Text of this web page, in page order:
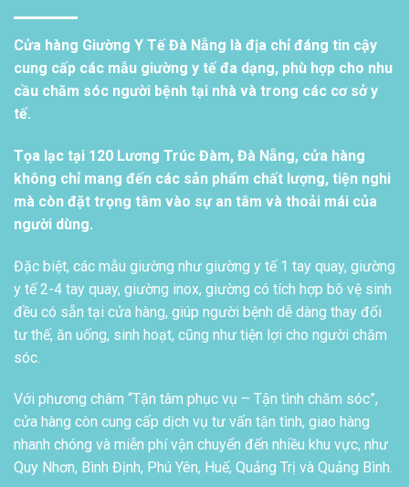
Cửa hàng Giường Y Tế Đà Nẵng là địa chỉ đáng tin cậy
cung cấp các mẫu giường y tế đa dạng, phù hợp cho nhu
cầu chăm sóc người bệnh tại nhà và trong các cơ sở y
tế.
Tọa lạc tại 120 Lương Trúc Đàm, Đà Nẵng, cửa hàng
không chỉ mang đến các sản phẩm chất lượng, tiện nghi
mà còn đặt trọng tâm vào sự an tâm và thoải mái của
người dùng.
Đặc biệt, các mẫu giường như giường y tế 1 tay quay, giường
y tế 2-4 tay quay, giường inox, giường có tích hợp bô vệ sinh
đều có sẵn tại cửa hàng, giúp người bệnh dễ dàng thay đổi
tư thế, ăn uống, sinh hoạt, cũng như tiện lợi cho người chăm
sóc.
Với phương châm “Tận tâm phục vụ – Tận tình chăm sóc”,
cửa hàng còn cung cấp dịch vụ tư vấn tận tình, giao hàng
nhanh chóng và miễn phí vận chuyển đến nhiều khu vực, như
Quy Nhơn, Bình Định, Phú Yên, Huế, Quảng Trị và Quảng Bình.